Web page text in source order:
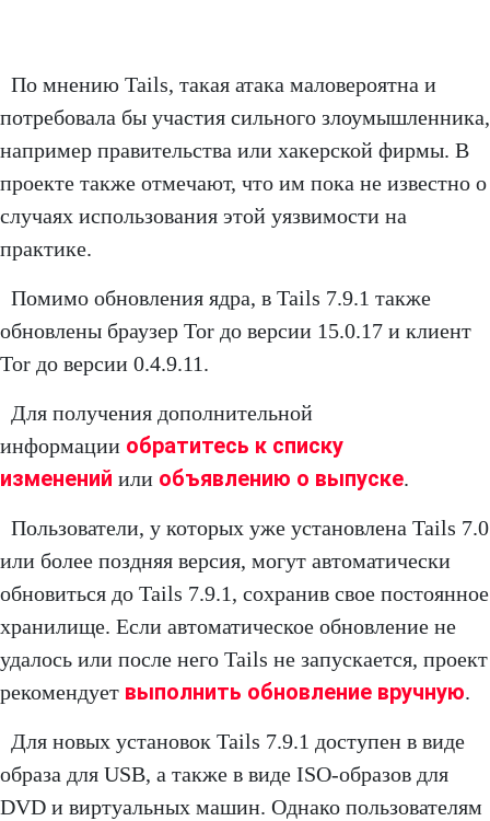
По мнению Tails, такая атака маловероятна и
потребовала бы участия сильного злоумышленника,
например правительства или хакерской фирмы. В
проекте также отмечают, что им пока не известно о
случаях использования этой уязвимости на
практике.
Помимо обновления ядра, в Tails 7.9.1 также
обновлены браузер Tor до версии 15.0.17 и клиент
Tor до версии 0.4.9.11.
Для получения дополнительной
информации обратитесь к списку
изменений или объявлению о выпуске.
Пользователи, у которых уже установлена Tails 7.0
или более поздняя версия, могут автоматически
обновиться до Tails 7.9.1, сохранив свое постоянное
хранилище. Если автоматическое обновление не
удалось или после него Tails не запускается, проект
рекомендует выполнить обновление вручную.
Для новых установок Tails 7.9.1 доступен в виде
образа для USB, а также в виде ISO-образов для
DVD и виртуальных машин. Однако пользователям